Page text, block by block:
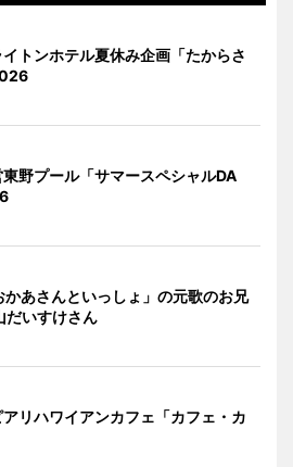
トンホテル夏休み企画「たからさ
野プール「サマースペシャルDA
かあさんといっしょ」の元歌のお兄
だいすけさん
リハワイアンカフェ「カフェ・カ